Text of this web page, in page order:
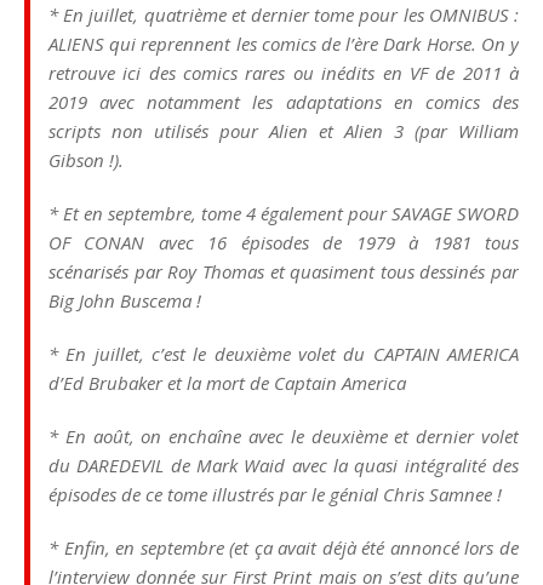
* En juillet, quatrième et dernier tome pour les OMNIBUS :
ALIENS qui reprennent les comics de l’ère Dark Horse. On y
retrouve ici des comics rares ou inédits en VF de 2011 à
2019 avec notamment les adaptations en comics des
scripts non utilisés pour Alien et Alien 3 (par William
Gibson !).
* Et en septembre, tome 4 également pour SAVAGE SWORD
OF CONAN avec 16 épisodes de 1979 à 1981 tous
scénarisés par Roy Thomas et quasiment tous dessinés par
Big John Buscema !
* En juillet, c’est le deuxième volet du CAPTAIN AMERICA
d’Ed Brubaker et la mort de Captain America
* En août, on enchaîne avec le deuxième et dernier volet
du DAREDEVIL de Mark Waid avec la quasi intégralité des
épisodes de ce tome illustrés par le génial Chris Samnee !
* Enfin, en septembre (et ça avait déjà été annoncé lors de
l’interview donnée sur First Print mais on s’est dits qu’une